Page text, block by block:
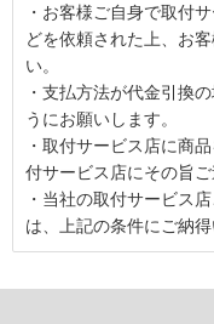
・お客様ご自身で取付
どを依頼された上、お
い。
・支払方法が代金引換
うにお願いします。
・取付サービス店に商
付サービス店にその旨ご
・当社の取付サービス
は、上記の条件にご納